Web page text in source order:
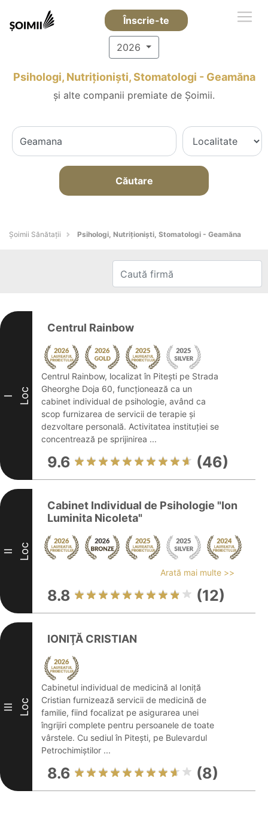
Înscrie-te
2026
Psihologi, Nutriționiști, Stomatologi - Geamăna
și alte companii premiate de Șoimii.
Căutare
Şoimii Sănătații Psihologi, Nutriționiști, Stomatologi - Geamăna
I Loc
Centrul Rainbow
Centrul Rainbow, localizat în Pitești pe Strada
Gheorghe Doja 60, funcționează ca un
cabinet individual de psihologie, având ca
scop furnizarea de servicii de terapie și
dezvoltare personală. Activitatea instituției se
concentrează pe sprijinirea ...
9.6 (46)
II Loc
Cabinet Individual de Psihologie "Ion
Luminita Nicoleta"
Arată mai multe >>
8.8 (12)
III Loc
IONIŢĂ CRISTIAN
Cabinetul individual de medicină al Ioniță
Cristian furnizează servicii de medicină de
familie, fiind focalizat pe asigurarea unei
îngrijiri complete pentru persoanele de toate
vârstele. Cu sediul în Pitești, pe Bulevardul
Petrochimiștilor ...
8.6 (8)